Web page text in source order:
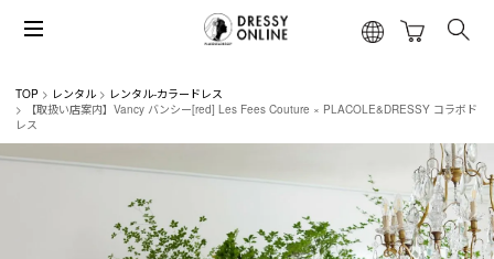
TOP レンタル
レンタル-カラードレス
【取扱い店案内】Vancy バンシー[red] Les Fees Couture × PLACOLE&DRESSY コラボド
レス